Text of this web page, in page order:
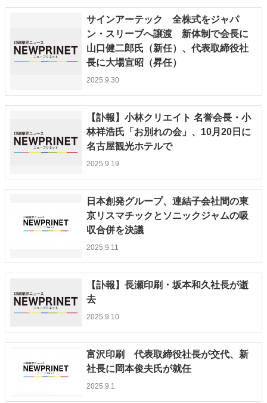
サインアーテック 全株式をジャパ
ン・スリーブへ譲渡 新体制で会長に
山口健二郎氏（新任）、代表取締役社
長に大場宣昭（昇任）
2025.9.30
【訃報】小林クリエイト 名誉会長・小
林祥浩氏「お別れの会」、10月20日に
名古屋観光ホテルで
2025.9.19
日本創発グループ、連結子会社間の東
京リスマチックとソニックジャムの吸
収合併を決議
2025.9.11
【訃報】長瀬印刷・坂本和久社長が逝
去
2025.9.10
富沢印刷 代表取締役社長が交代、新
社長に岡本俊夫氏が就任
2025.9.1